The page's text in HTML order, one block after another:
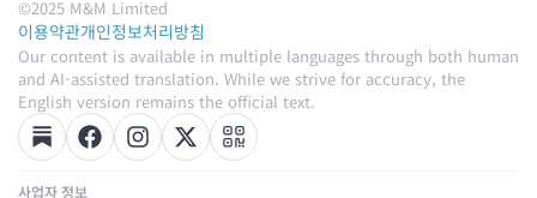
©2025 M&M Limited
이용약관개인정보처리방침
Our content is available in multiple languages through both human
and AI-assisted translation. While we strive for accuracy, the
English version remains the official text.
사업자 정보